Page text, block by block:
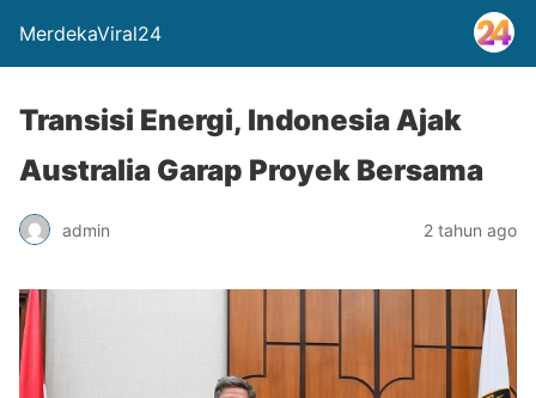
MerdekaViral24
Transisi Energi, Indonesia Ajak
Australia Garap Proyek Bersama
admin 2 tahun ago